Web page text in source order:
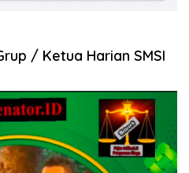
/ Ketua Harian SMSI